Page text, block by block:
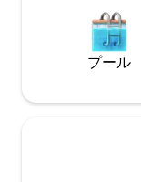
プール